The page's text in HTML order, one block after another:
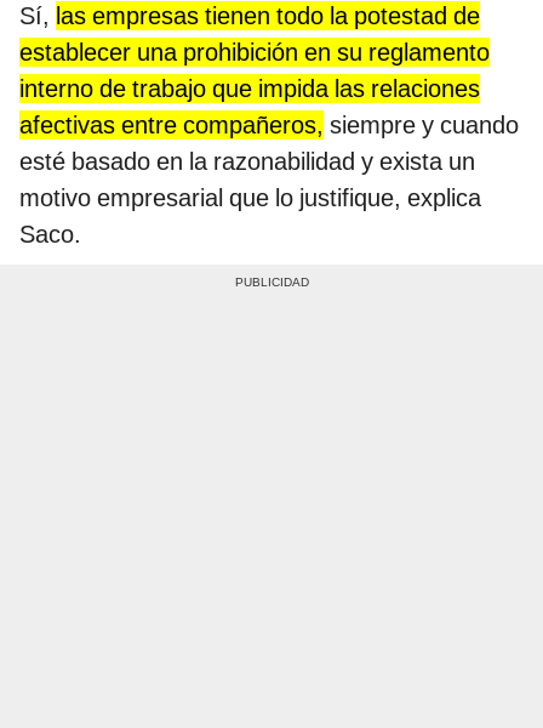
Sí, las empresas tienen todo la potestad de
establecer una prohibición en su reglamento
interno de trabajo que impida las relaciones
afectivas entre compañeros, siempre y cuando
esté basado en la razonabilidad y exista un
motivo empresarial que lo justifique, explica
Saco.